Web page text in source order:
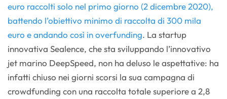
euro raccolti solo nel primo giorno (2 dicembre 2020),
battendo l’obiettivo minimo di raccolta di 300 mila
euro e andando così in overfunding. La startup
innovativa Sealence, che sta sviluppando l’innovativo
jet marino DeepSpeed, non ha deluso le aspettative: ha
infatti chiuso nei giorni scorsi la sua campagna di
crowdfunding con una raccolta totale superiore a 2,8